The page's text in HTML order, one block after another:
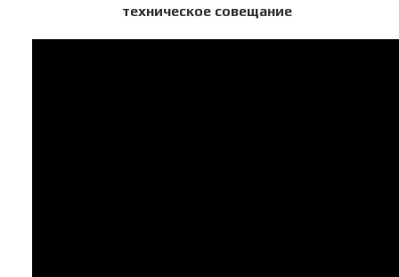
техническое совещание